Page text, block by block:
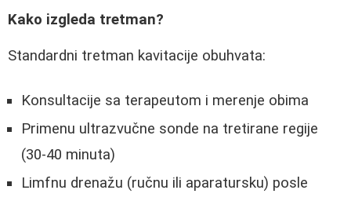
Kako izgleda tretman?
Standardni tretman kavitacije obuhvata:
Konsultacije sa terapeutom i merenje obima
Primenu ultrazvučne sonde na tretirane regije
(30-40 minuta)
Limfnu drenažu (ručnu ili aparatursku) posle